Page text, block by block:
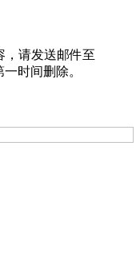
，请发送邮件至
时间删除。